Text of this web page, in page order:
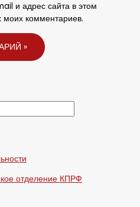
и адрес сайта в этом
комментариев.
отделение КПРФ